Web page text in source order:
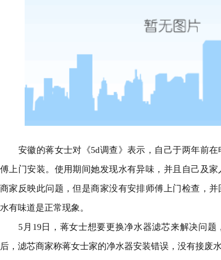
安徽的蒋女士对《5d调查》表示，自己于两年前在
傅上门安装。使用期间她发现水有异味，并且自己及
商家反映此问题，但是商家没有安排师傅上门检查，
水有味道是正常现象。
5月19日，蒋女士想要更换净水器滤芯来解决问题
后，滤芯商家称蒋女士家的净水器安装错误，没有接废